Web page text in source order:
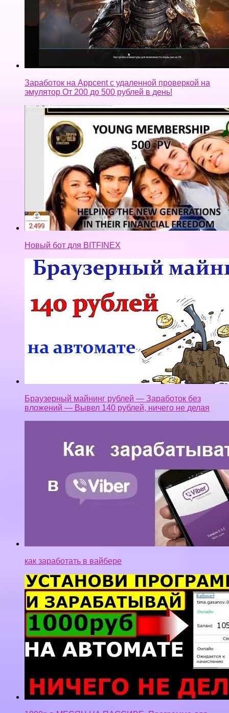
Заработок на Appcent с удаленной проверкой на
эмулятор От 200 до 500 рублей в день!
Новый бот для BITFINEX
Браузерный майнинг рублей — Заработок без
вложений — Вывел 140 рублей, ничего не делая
как заработать в вайбере